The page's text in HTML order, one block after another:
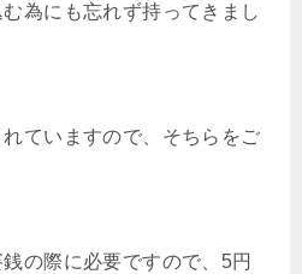
為にも忘れず持ってきまし
れていますので、そちらをご
の際に必要ですので、5円